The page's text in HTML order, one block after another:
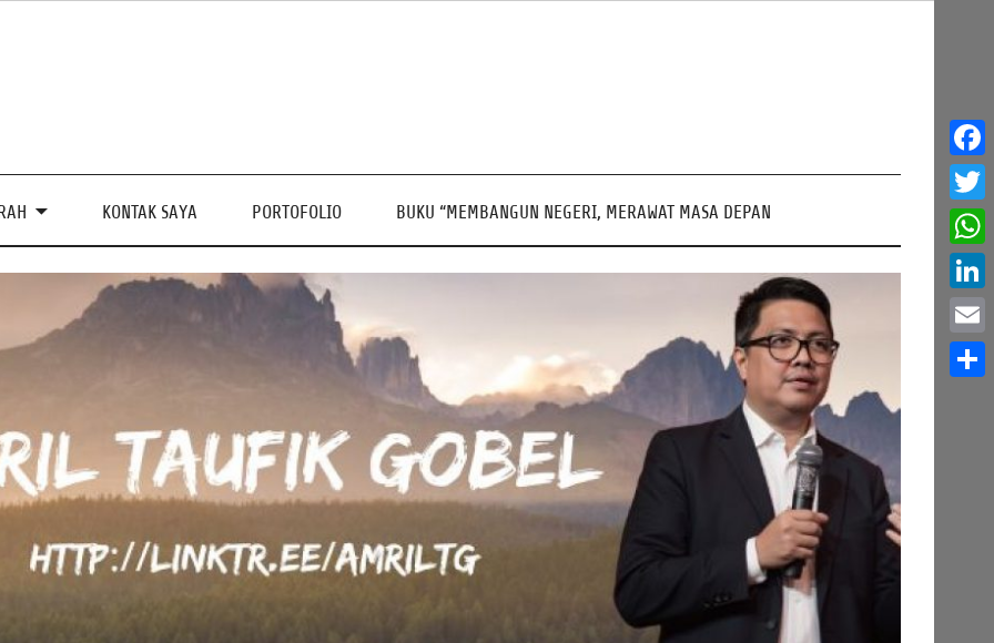
KONTAK SAYA PORTOFOLIO BUKU “MEMBANGUN NEGERI, MERAWAT MASA DEPAN
Email